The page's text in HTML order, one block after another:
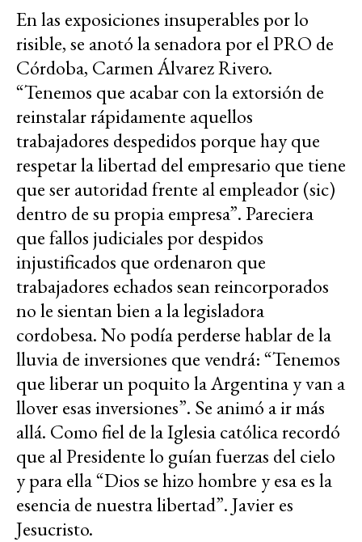
En las exposiciones insuperables por lo
risible, se anotó la senadora por el PRO de
Córdoba, Carmen Álvarez Rivero.
“Tenemos que acabar con la extorsión de
reinstalar rápidamente aquellos
trabajadores despedidos porque hay que
respetar la libertad del empresario que tiene
que ser autoridad frente al empleador (sic)
dentro de su propia empresa”. Pareciera
que fallos judiciales por despidos
injustificados que ordenaron que
trabajadores echados sean reincorporados
no le sientan bien a la legisladora
cordobesa. No podía perderse hablar de la
lluvia de inversiones que vendrá: “Tenemos
que liberar un poquito la Argentina y van a
llover esas inversiones”. Se animó a ir más
allá. Como fiel de la Iglesia católica recordó
que al Presidente lo guían fuerzas del cielo
y para ella “Dios se hizo hombre y esa es la
esencia de nuestra libertad”. Javier es
Jesucristo.